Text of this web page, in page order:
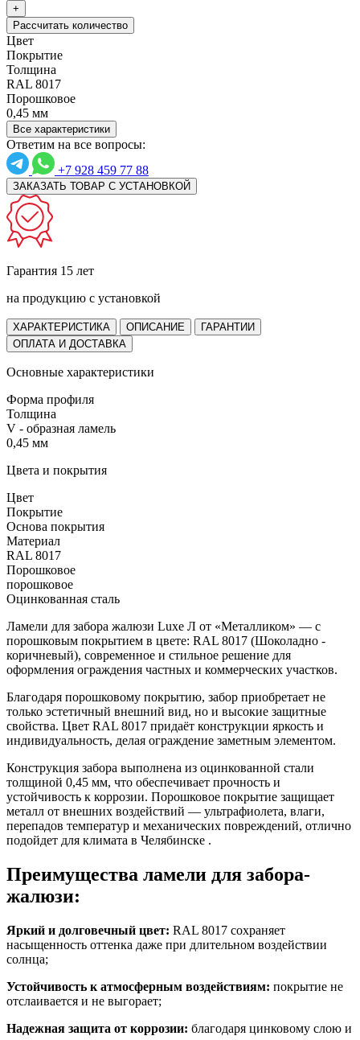
+
Рассчитать количество
Цвет
Покрытие
Толщина
RAL 8017
Порошковое
0,45 мм
Все характеристики
Ответим на все вопросы:
+7 928 459 77 88
ЗАКАЗАТЬ ТОВАР С УСТАНОВКОЙ
Гарантия 15 лет
на продукцию с установкой
ХАРАКТЕРИСТИКА ОПИСАНИЕ
ГАРАНТИИ
ОПЛАТА И ДОСТАВКА
Основные характеристики
Форма профиля
Толщина
V - образная ламель
0,45 мм
Цвета и покрытия
Цвет
Покрытие
Основа покрытия
Материал
RAL 8017
Порошковое
порошковое
Оцинкованная сталь
Ламели для забора жалюзи Luxe Л от «Металликом» — с
порошковым покрытием в цвете: RAL 8017 (Шоколадно -
коричневый), современное и стильное решение для
оформления ограждения частных и коммерческих участков.
Благодаря порошковому покрытию, забор приобретает не
только эстетичный внешний вид, но и высокие защитные
свойства. Цвет RAL 8017 придаёт конструкции яркость и
индивидуальность, делая ограждение заметным элементом.
Конструкция забора выполнена из оцинкованной стали
толщиной 0,45 мм, что обеспечивает прочность и
устойчивость к коррозии. Порошковое покрытие защищает
металл от внешних воздействий — ультрафиолета, влаги,
перепадов температур и механических повреждений, отлично
подойдет для климата в Челябинске .
Преимущества ламели для забора-
жалюзи:
Яркий и долговечный цвет: RAL 8017 сохраняет
насыщенность оттенка даже при длительном воздействии
солнца;
Устойчивость к атмосферным воздействиям: покрытие не
отслаивается и не выгорает;
Надежная защита от коррозии: благодаря цинковому слою и